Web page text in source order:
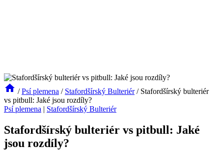
/ Psí plemena / Stafordšírský Bulteriér / Stafordšírský bulteriér
vs pitbull: Jaké jsou rozdíly?
Psí plemena | Stafordšírský Bulteriér
Stafordšírský bulteriér vs pitbull: Jaké
jsou rozdíly?